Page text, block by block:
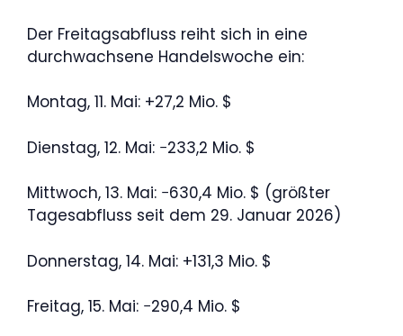
Der Freitagsabfluss reiht sich in eine
durchwachsene Handelswoche ein:
Montag, 11. Mai: +27,2 Mio. $
Dienstag, 12. Mai: −233,2 Mio. $
Mittwoch, 13. Mai: −630,4 Mio. $ (größter
Tagesabfluss seit dem 29. Januar 2026)
Donnerstag, 14. Mai: +131,3 Mio. $
Freitag, 15. Mai: −290,4 Mio. $